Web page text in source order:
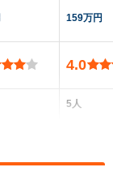
159万円
4.0
5人